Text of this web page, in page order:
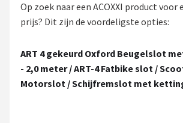
BBB Cycling
Voltano
Op zoek naar een ACOXXI product voor
prijs? Dit zijn de voordeligste opties:
ART 4 gekeurd Oxford Beugelslot
- 2,0 meter / ART-4 Fatbike slot /
Motorslot / Schijfremslot met